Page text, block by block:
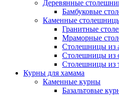
Деревянные
Бамбуковые
Каменные
Гранитные
Мраморные
Столешницы из
Столешницы из
Столешницы из
Курны для хамама
Каменные курны
Базальтовые